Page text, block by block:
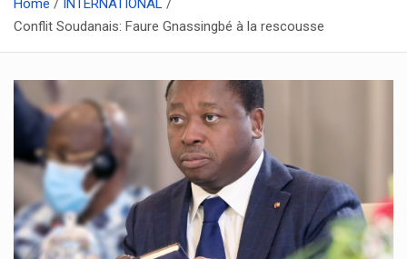
Home
INTERNATIONAL
Conflit Soudanais: Faure Gnassingbé à la rescousse